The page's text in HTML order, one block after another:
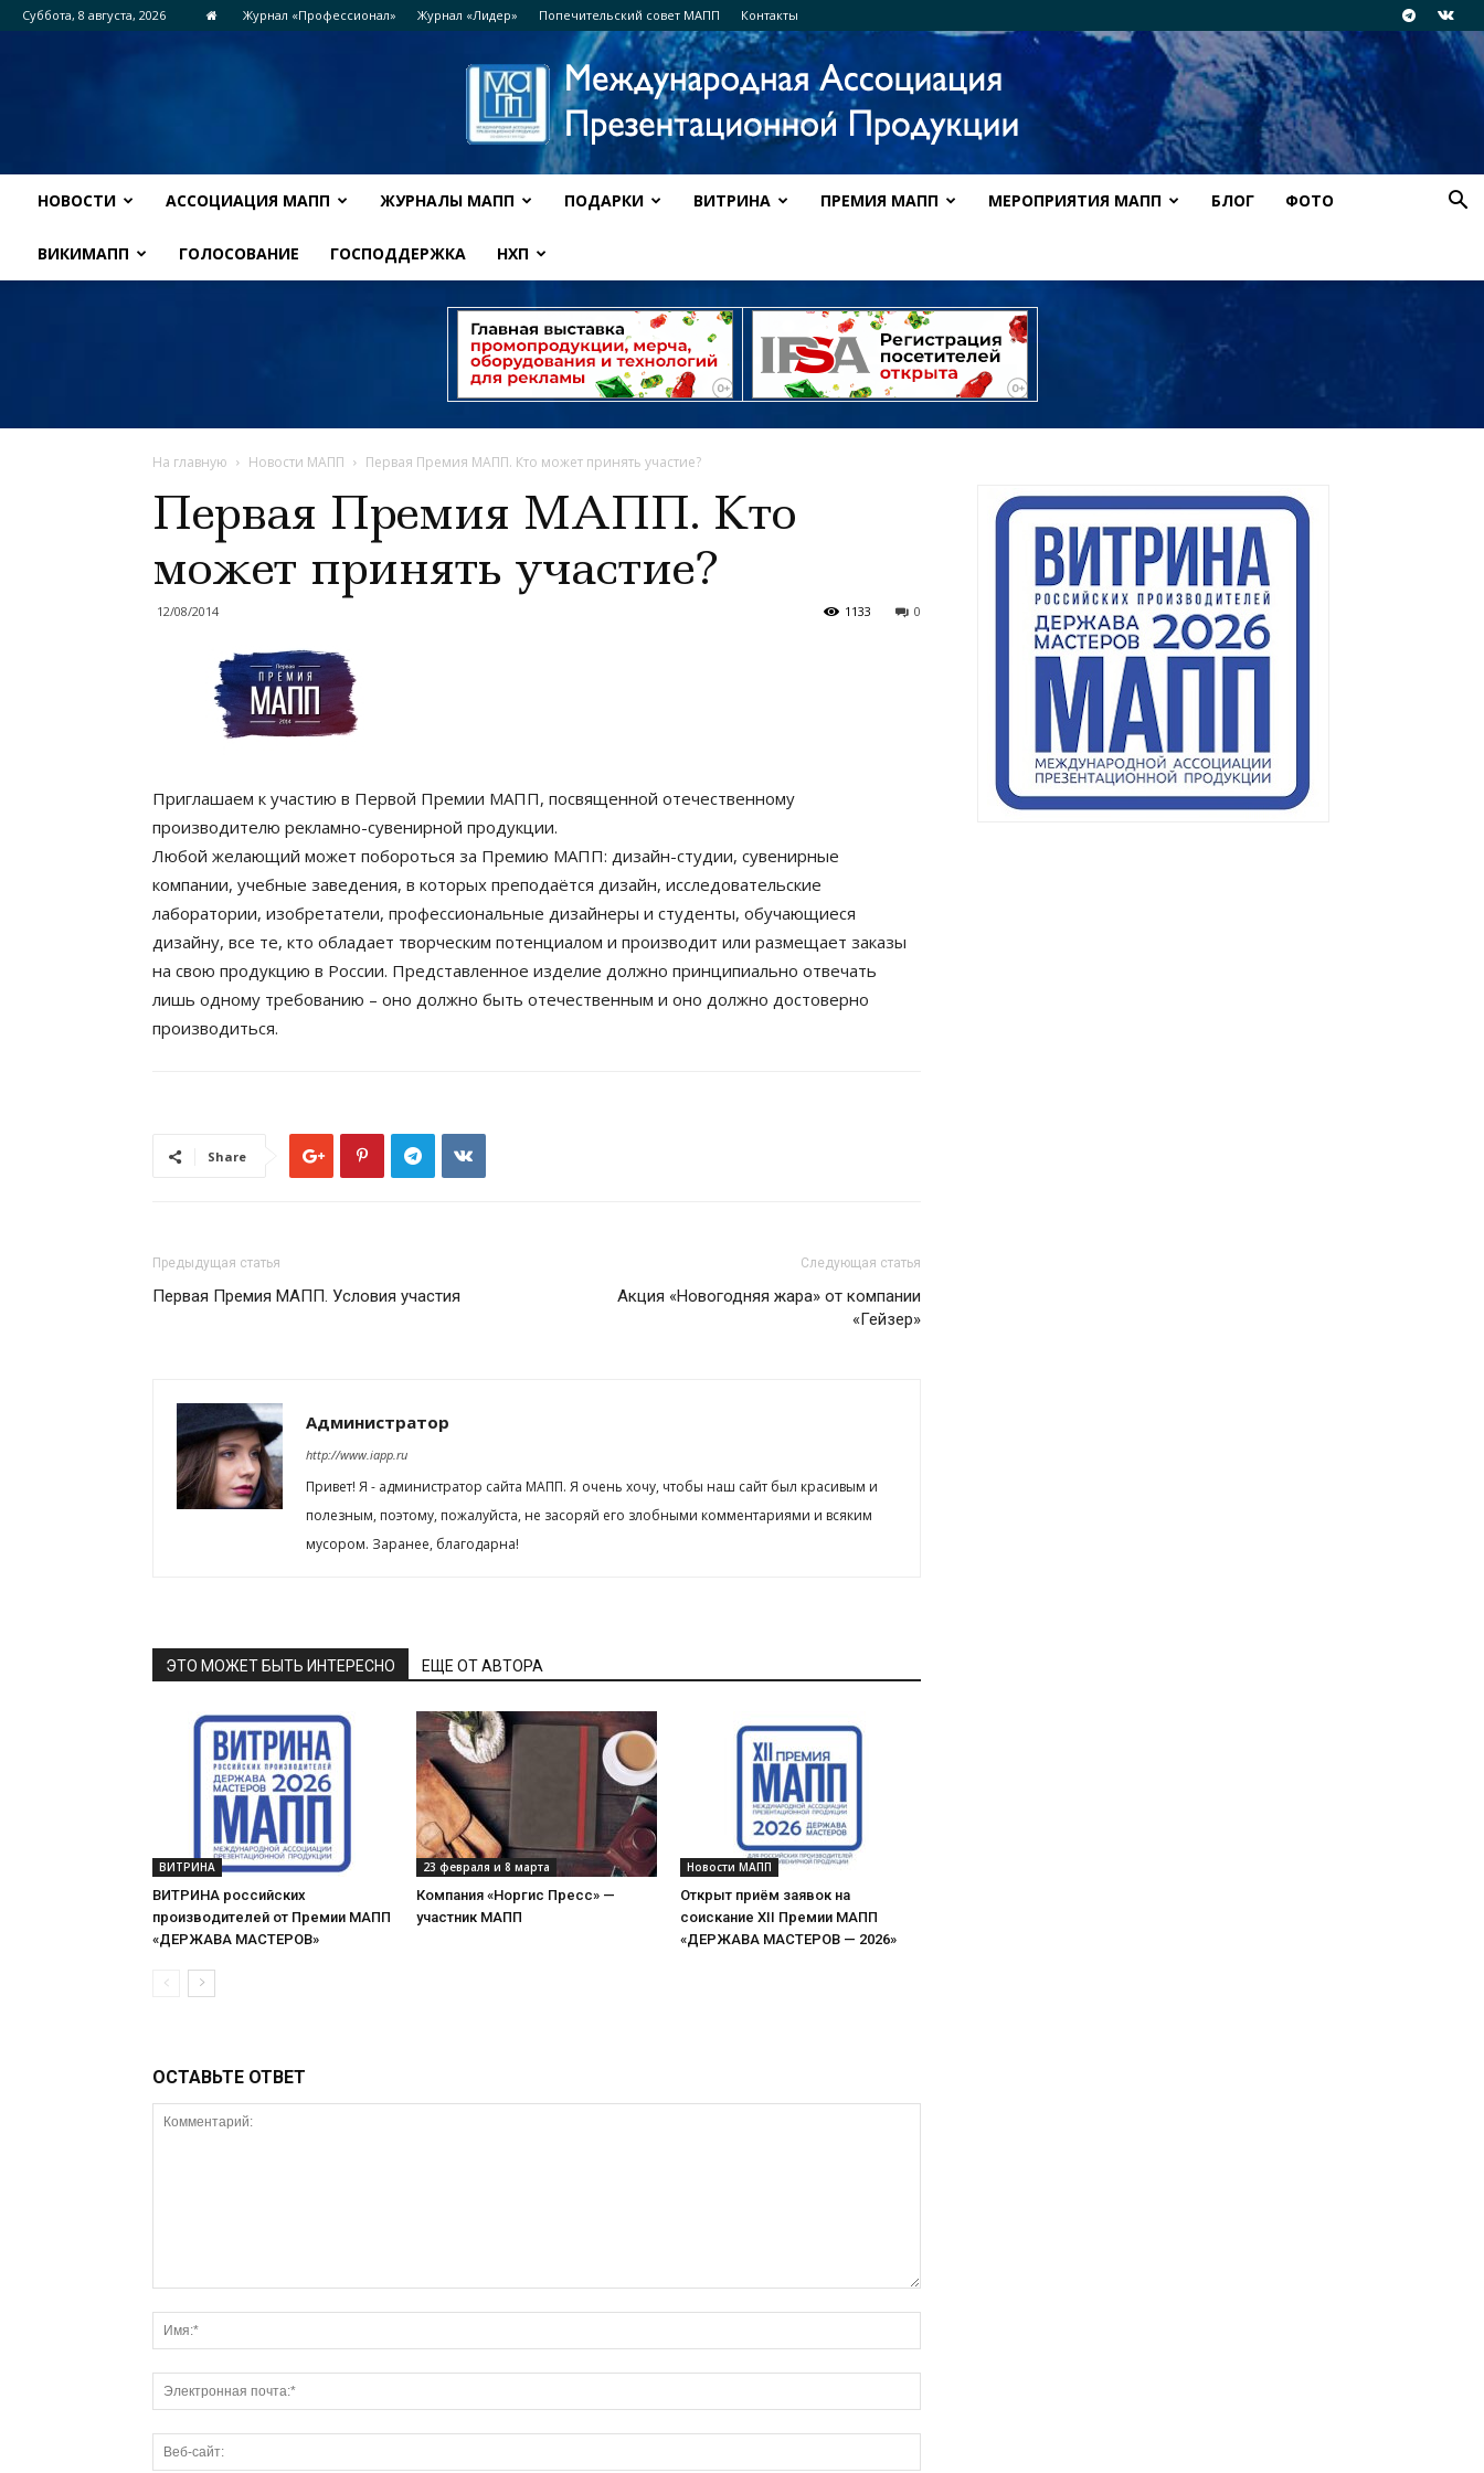
Суббота, 8 августа, 2026 Журнал «Профессионал» Журнал «Лидер» Попечительский совет МАПП Контакты
НОВОСТИ АССОЦИАЦИЯ МАПП ЖУРНАЛЫ МАПП ПОДАРКИ ВИТРИНА ПРЕМИЯ МАПП МЕРОПРИЯТИЯ МАПП БЛОГ ФОТО
ВИКИМАПП ГОЛОСОВАНИЕ ГОСПОДДЕРЖКА НХП
На главную Новости МАПП Первая Премия МАПП. Кто может принять участие?
Первая Премия МАПП. Кто
может принять участие?
12/08/2014 0
1133
Приглашаем к участию в Первой Премии МАПП, посвященной отечественному
производителю рекламно-сувенирной продукции.
Любой желающий может побороться за Премию МАПП: дизайн-студии, сувенирные
компании, учебные заведения, в которых преподаётся дизайн, исследовательские
лаборатории, изобретатели, профессиональные дизайнеры и студенты, обучающиеся
дизайну, все те, кто обладает творческим потенциалом и производит или размещает заказы
на свою продукцию в России. Представленное изделие должно принципиально отвечать
лишь одному требованию – оно должно быть отечественным и оно должно достоверно
производиться.
Share
Предыдущая статья
Первая Премия МАПП. Условия участия
Следующая статья
Акция «Новогодняя жара» от компании
«Гейзер»
Администратор
http://www.iapp.ru
Привет! Я - администратор сайта МАПП. Я очень хочу, чтобы наш сайт был красивым и
полезным, поэтому, пожалуйста, не засоряй его злобными комментариями и всяким
мусором. Заранее, благодарна!
ЭТО МОЖЕТ БЫТЬ ИНТЕРЕСНО ЕЩЕ ОТ АВТОРА
ВИТРИНА
ВИТРИНА российских
производителей от Премии МАПП
«ДЕРЖАВА МАСТЕРОВ»
23 февраля и 8 марта
Компания «Норгис Пресс» —
участник МАПП
Новости МАПП
Открыт приём заявок на
соискание XII Премии МАПП
«ДЕРЖАВА МАСТЕРОВ — 2026»
ОСТАВЬТЕ ОТВЕТ